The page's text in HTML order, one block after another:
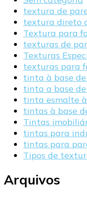
textura de
textura direto
Textura para
texturas de
Texturas
texturas para
tinta à base
tinta a base
tinta esmalte
tintas à base
Tintas
tintas para
tintas para
Tipos de
Arquivos